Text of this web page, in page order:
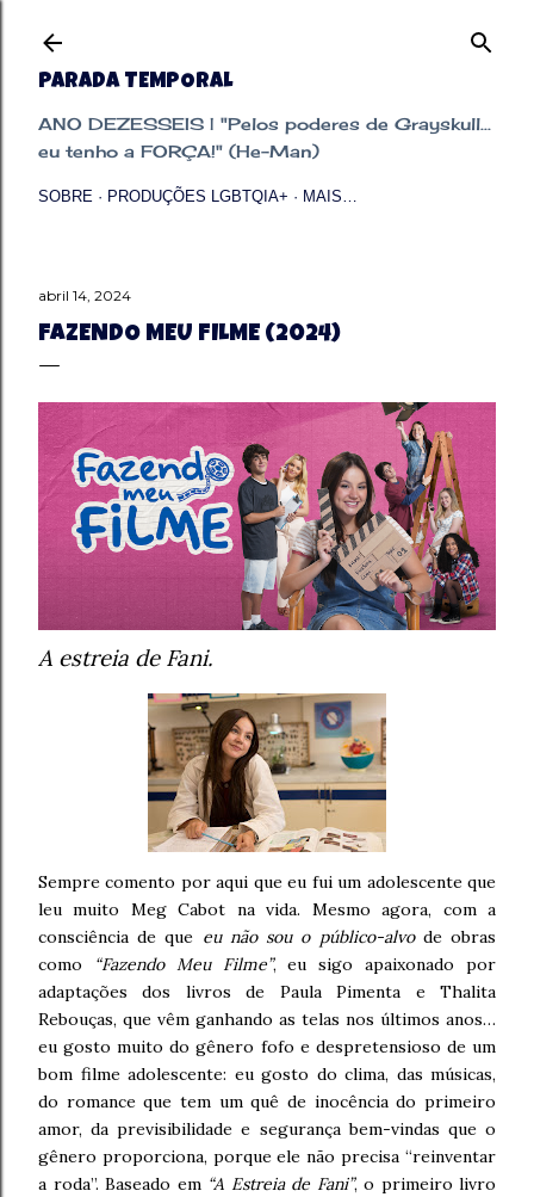
PARADA TEMPORAL
ANO DEZESSEIS | "Pelos poderes de Grayskull...
eu tenho a FORÇA!" (He-Man)
SOBRE PRODUÇÕES LGBTQIA+ MAIS…
abril 14, 2024
FAZENDO MEU FILME (2024)
A estreia de Fani.
Sempre comento por aqui que eu fui um adolescente que
leu muito Meg Cabot na vida. Mesmo agora, com a
consciência de que eu não sou o público-alvode obras
como
“Fazendo Meu Filme”, eu sigo apaixonado por
adaptações dos livros de Paula Pimenta e Thalita
Rebouças, que vêm ganhando as telas nos últimos anos…
eu gosto muito do gênero fofo e despretensioso de um
bom filme adolescente: eu gosto do clima, das músicas,
do romance que tem um quê de inocência do primeiro
amor, da previsibilidade e segurança bem-vindas que o
gênero proporciona, porque ele não precisa “reinventar
a roda”. Baseado em “A Estreia de Fani”, o primeiro livro